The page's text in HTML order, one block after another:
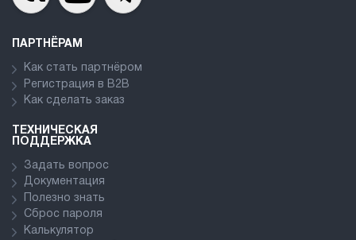
ПАРТНЁРАМ
Как стать партнёром
Регистрация в В2В
Как сделать заказ
ТЕХНИЧЕСКАЯ
ПОДДЕРЖКА
Задать вопрос
Документация
Полезно знать
Сброс пароля
Калькулятор